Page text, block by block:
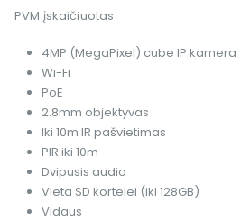
PVM įskaičiuotas
4MP (MegaPixel) cube IP kamera
Wi-Fi
PoE
2.8mm objektyvas
Iki 10m IR pašvietimas
PIR iki 10m
Dvipusis audio
Vieta SD kortelei (iki 128GB)
Vidaus